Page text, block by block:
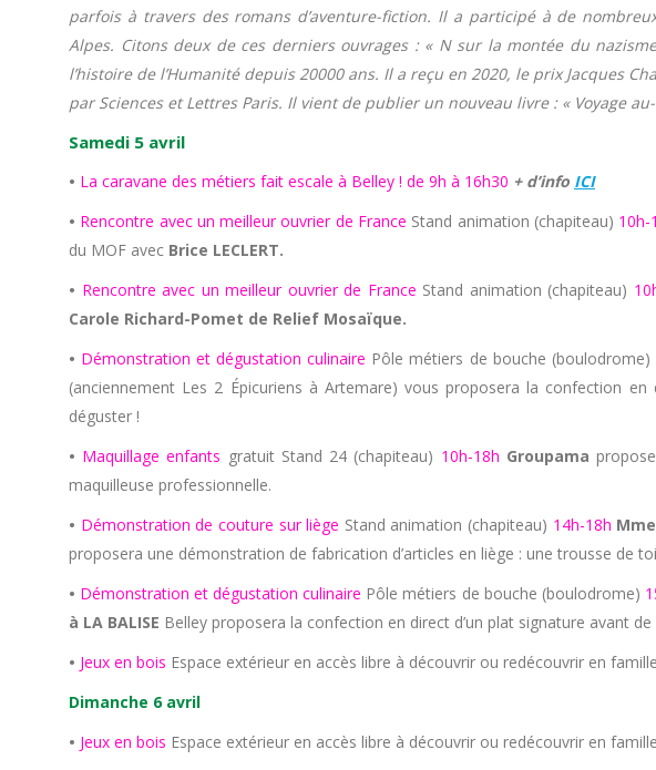
parfois à travers des romans d’aventure-fiction. Il a participé à de
Alpes. Citons deux de ces derniers ouvrages : « N sur la montée du
l’histoire de l’Humanité depuis 20000 ans. Il a reçu en 2020, le prix Jacques
par Sciences et Lettres Paris. Il vient de publier un nouveau livre : « Voyage
Samedi 5 avril
• La caravane des métiers fait escale à Belley ! de 9h à 16h30 + d’info ICI
• Rencontre avec un meilleur ouvrier de France Stand animation (chapiteau) 10h-
du MOF avec Brice LECLERT.
• Rencontre avec un meilleur ouvrier de France Stand animation (chapiteau)
Carole Richard-Pomet de Relief Mosaïque.
• Démonstration et dégustation culinaire Pôle métiers de bouche (boulodrome)
(anciennement Les 2 Épicuriens à Artemare) vous proposera la confection
déguster !
• Maquillage enfants gratuit Stand 24 (chapiteau) 10h-18h Groupama
maquilleuse professionnelle.
• Démonstration de couture sur liège Stand animation (chapiteau) 14h-18h
proposera une démonstration de fabrication d’articles en liège : une trousse de
• Démonstration et dégustation culinaire Pôle métiers de bouche (boulodrome)
à LA BALISE Belley proposera la confection en direct d’un plat signature avant
• Jeux en bois Espace extérieur en accès libre à découvrir ou redécouvrir en
Dimanche 6 avril
• Jeux en bois Espace extérieur en accès libre à découvrir ou redécouvrir en